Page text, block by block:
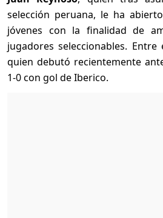
selección peruana, le ha
jóvenes con la finalidad de
jugadores seleccionables. Entre
quien debutó recientemente
1-0 con gol de Iberico.